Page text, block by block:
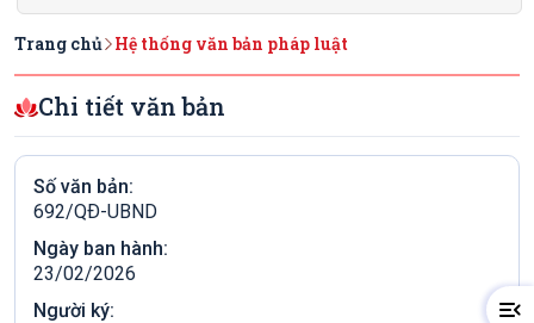
Trang chủ Hệ thống văn bản pháp luật
Chi tiết văn bản
Số văn bản:
692/QÐ-UBND
Ngày ban hành:
23/02/2026
Người ký: